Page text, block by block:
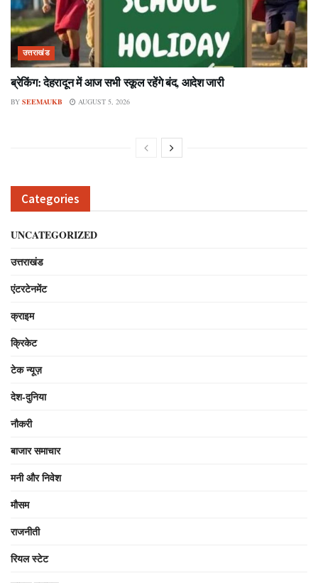
उत्तराखंड
ब्रेकिंग: देहरादून में आज सभी स्कूल रहेंगे बंद, आदेश जारी
BY SEEMAUKB AUGUST 5, 2026
Categories
UNCATEGORIZED
उत्तराखंड
एंटरटेनमेंट
क्राइम
क्रिकेट
टेक न्यूज़
देश-दुनिया
नौकरी
बाजार समाचार
मनी और निवेश
मौसम
राजनीती
रियल स्टेट